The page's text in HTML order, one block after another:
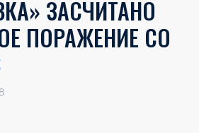
ЗАСЧИТАНО
ПОРАЖЕНИЕ СО